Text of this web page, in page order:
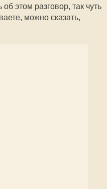
этом разговор, так чуть
можно сказать,